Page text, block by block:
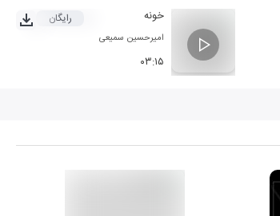
خونه
امیرحسین سمیعی
۰۳:۱۵
رایگان